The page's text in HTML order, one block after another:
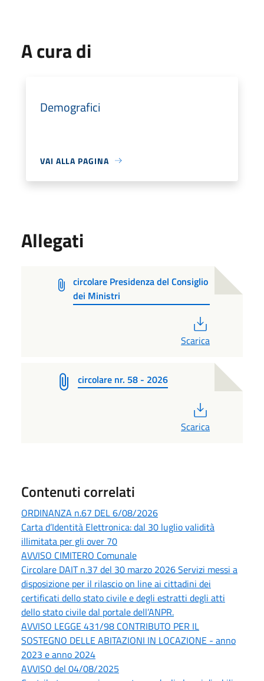
A cura di
Demografici
VAI ALLA PAGINA
Allegati
circolare Presidenza del Consiglio
dei Ministri
Scarica
circolare nr. 58 - 2026
Scarica
Contenuti correlati
ORDINANZA n.67 DEL 6/08/2026
Carta d’Identità Elettronica: dal 30 luglio validità
illimitata per gli over 70
AVVISO CIMITERO Comunale
Circolare DAIT n.37 del 30 marzo 2026 Servizi messi a
disposizione per il rilascio on line ai cittadini dei
certificati dello stato civile e degli estratti degli atti
dello stato civile dal portale dell’ANPR.
AVVISO LEGGE 431/98 CONTRIBUTO PER IL
SOSTEGNO DELLE ABITAZIONI IN LOCAZIONE - anno
2023 e anno 2024
AVVISO del 04/08/2025